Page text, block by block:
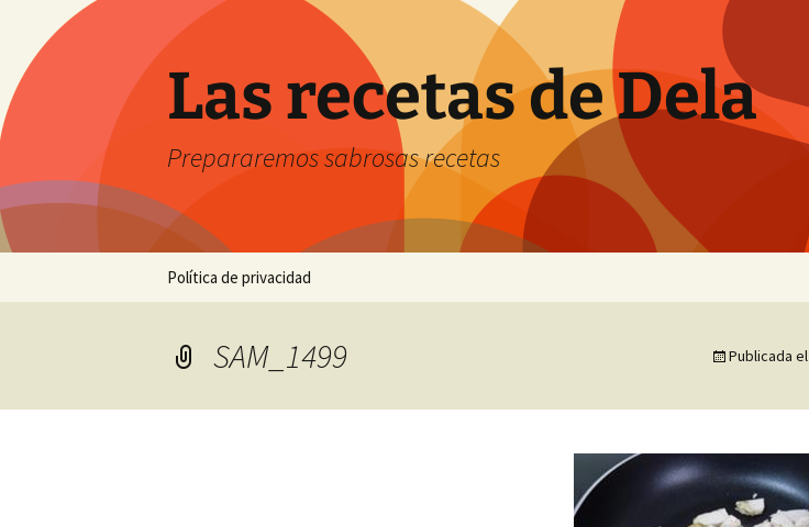
contenido
Las recetas de Dela
Prepararemos sabrosas recetas
Política de privacidad
SAM_1499 Publicada el